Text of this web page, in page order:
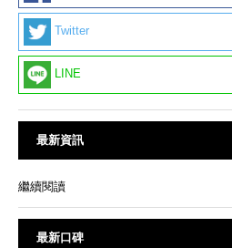
Twitter
LINE
最新資訊
繼續閱讀
最新口碑